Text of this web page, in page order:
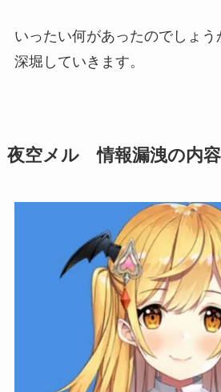
いったい何があったのでしょう
深堀していきます。
夜空メル 情報漏洩の内容